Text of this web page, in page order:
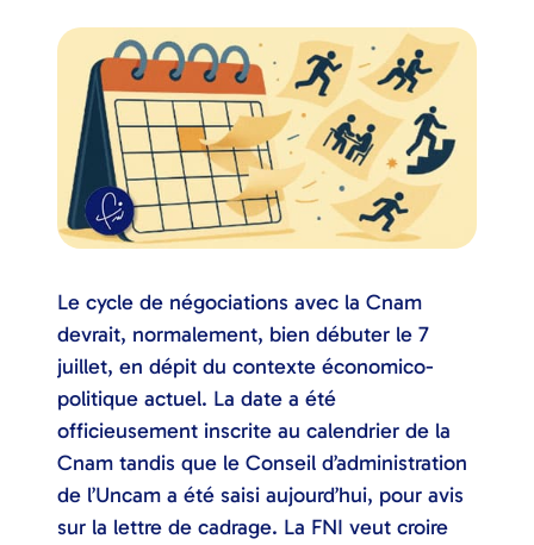
Le cycle de négociations avec la Cnam
devrait, normalement, bien débuter le 7
juillet, en dépit du contexte économico-
politique actuel. La date a été
officieusement inscrite au calendrier de la
Cnam tandis que le Conseil d’administration
de l’Uncam a été saisi aujourd’hui, pour avis
sur la lettre de cadrage. La FNI veut croire